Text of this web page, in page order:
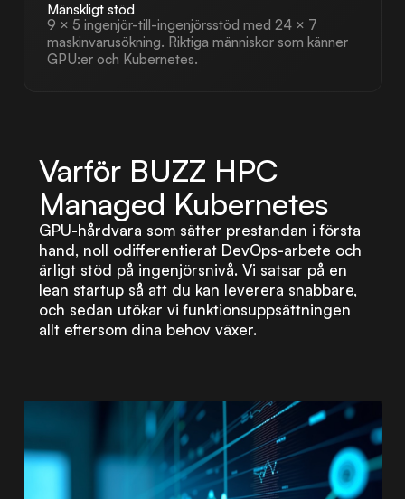
Mänskligt stöd
9 × 5 ingenjör-till-ingenjörsstöd med 24 × 7
maskinvarusökning. Riktiga människor som känner
GPU:er och Kubernetes.
Varför BUZZ HPC
Managed Kubernetes
GPU-hårdvara som sätter prestandan i första
hand, noll odifferentierat DevOps-arbete och
ärligt stöd på ingenjörsnivå. Vi satsar på en
lean startup så att du kan leverera snabbare,
och sedan utökar vi funktionsuppsättningen
allt eftersom dina behov växer.